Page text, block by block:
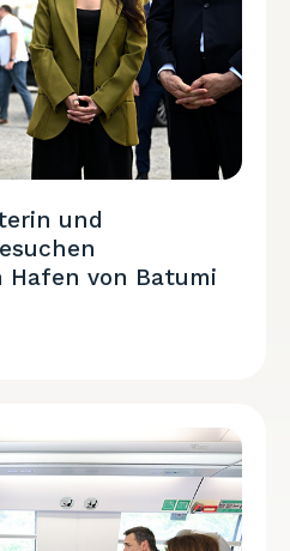
und
Hafen von Batumi